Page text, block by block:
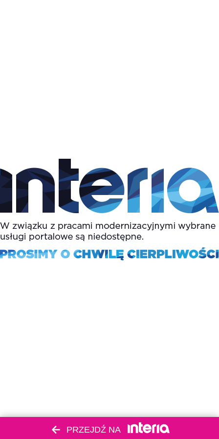
PRZEJDŹ NA